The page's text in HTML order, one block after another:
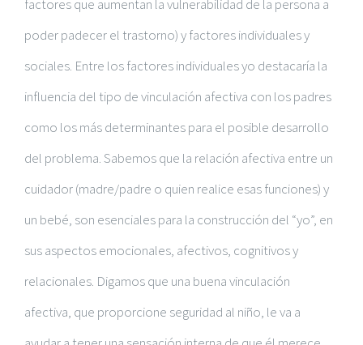
factores que aumentan la vulnerabilidad de la persona a
poder padecer el trastorno) y factores individuales y
sociales. Entre los factores individuales yo destacaría la
influencia del tipo de vinculación afectiva con los padres
como los más determinantes para el posible desarrollo
del problema. Sabemos que la relación afectiva entre un
cuidador (madre/padre o quien realice esas funciones) y
un bebé, son esenciales para la construcción del “yo”, en
sus aspectos emocionales, afectivos, cognitivos y
relacionales. Digamos que una buena vinculación
afectiva, que proporcione seguridad al niño, le va a